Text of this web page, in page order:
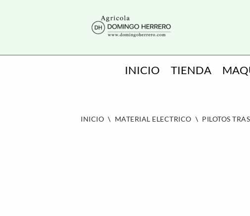
INICIO TIENDA
INICIO \ MATERIAL ELECTRICO \ PILOTOS